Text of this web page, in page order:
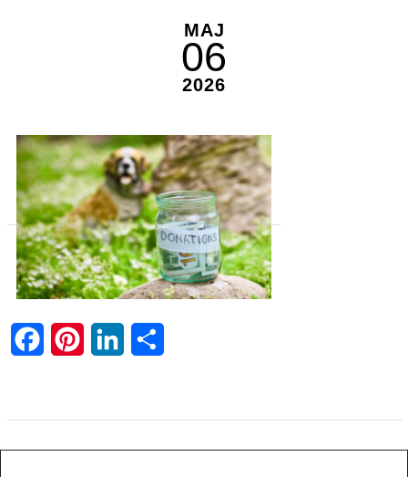
MAJ
06
2026
FacebookPinterestLinkedIn